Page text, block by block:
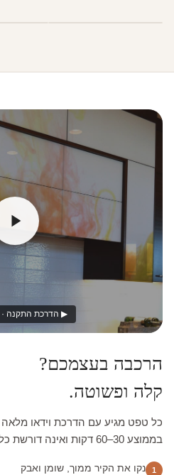
▶ הדרכת התקנה · 4:12 דקות
הרכבה בעצמכם?
קלה ופשוטה.
בממוצע 30–60 דקות ואינה דורשת כלים מיוחדים.
1 נקו את הקיר ממוך, שומן ואבק